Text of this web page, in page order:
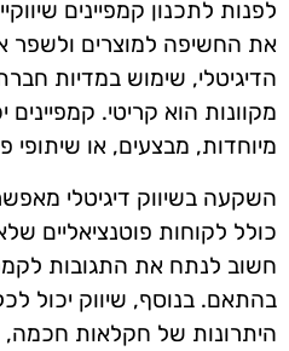
לפנות לתכנון קמפיינים
את החשיפה למוצרים ולשפר
הדיגיטלי, שימוש במדיות
מקוונות הוא קריטי. קמפיינים
מיוחדות, מבצעים, או
השקעה בשיווק דיגיטלי
כולל לקוחות פוטנציאליים
חשוב לנתח את התגובות
בהתאם. בנוסף, שיווק יכול
היתרונות של חקלאות